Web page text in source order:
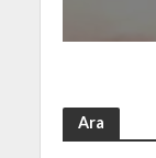
Ara